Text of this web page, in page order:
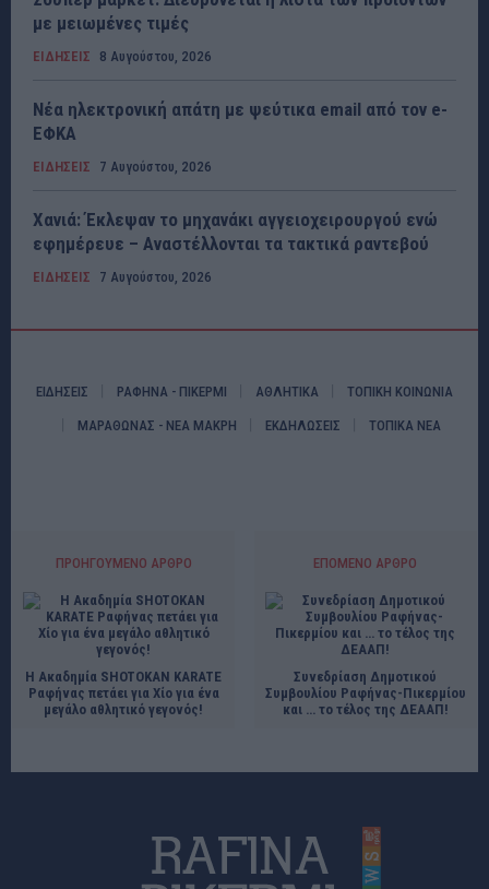
με μειωμένες τιμές
ΕΙΔΗΣΕΙΣ 8 Αυγούστου, 2026
Νέα ηλεκτρονική απάτη με ψεύτικα email από τον e-
ΕΦΚΑ
ΕΙΔΗΣΕΙΣ 7 Αυγούστου, 2026
Χανιά: Έκλεψαν το μηχανάκι αγγειοχειρουργού ενώ
εφημέρευε – Αναστέλλονται τα τακτικά ραντεβού
ΕΙΔΗΣΕΙΣ 7 Αυγούστου, 2026
ΕΙΔΗΣΕΙΣ ΡΑΦΗΝΑ - ΠΙΚΕΡΜΙ ΑΘΛΗΤΙΚΑ ΤΟΠΙΚΗ ΚΟΙΝΩΝΙΑ
ΜΑΡΑΘΩΝΑΣ - ΝΕΑ ΜΑΚΡΗ ΕΚΔΗΛΩΣΕΙΣ ΤΟΠΙΚΑ ΝΕΑ
ΠΡΟΗΓΟΎΜΕΝΟ ΆΡΘΡΟ
Η Ακαδημία SHOTOKAN KARATE
Ραφήνας πετάει για Χίο για ένα
μεγάλο αθλητικό γεγονός!
ΕΠΌΜΕΝΟ ΆΡΘΡΟ
Συνεδρίαση Δημοτικού
Συμβουλίου Ραφήνας-Πικερμίου
και … το τέλος της ΔΕΑΑΠ!